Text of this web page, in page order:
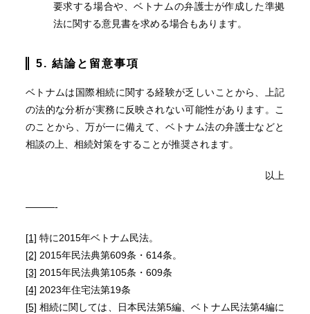
要求する場合や、ベトナムの弁護士が作成した準拠
法に関する意見書を求める場合もあります。
5. 結論と留意事項
ベトナムは国際相続に関する経験が乏しいことから、上記
の法的な分析が実務に反映されない可能性があります。こ
のことから、万が一に備えて、ベトナム法の弁護士などと
相談の上、相続対策をすることが推奨されます。
以上
———-
[1] 特に2015年ベトナム民法。
[2] 2015年民法典第609条・614条。
[3] 2015年民法典第105条・609条
[4] 2023年住宅法第19条
[5] 相続に関しては、日本民法第5編、ベトナム民法第4編に